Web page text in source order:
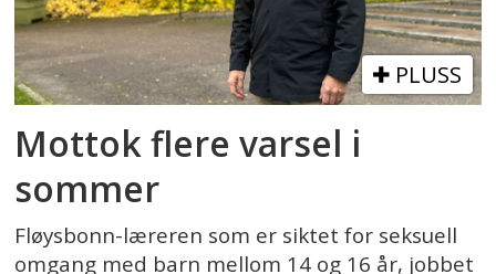
PLUSS
Mottok flere varsel i
sommer
Fløysbonn-læreren som er siktet for seksuell
omgang med barn mellom 14 og 16 år, jobbet